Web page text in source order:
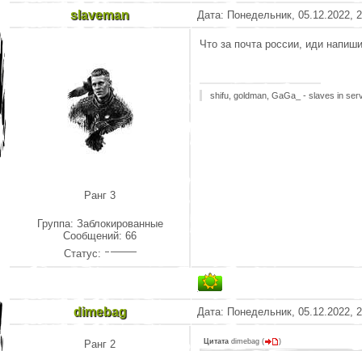
slaveman Дата: Понедельник, 05.12.2022,
Ранг 3
Группа: Заблокированные
Сообщений:66
Статус:
Что за почта россии, иди
shifu, goldman, GaGa_ - slaves in
dimebag Дата: Понедельник, 05.12.2022,
Ранг 2 Цитата dimebag ( )